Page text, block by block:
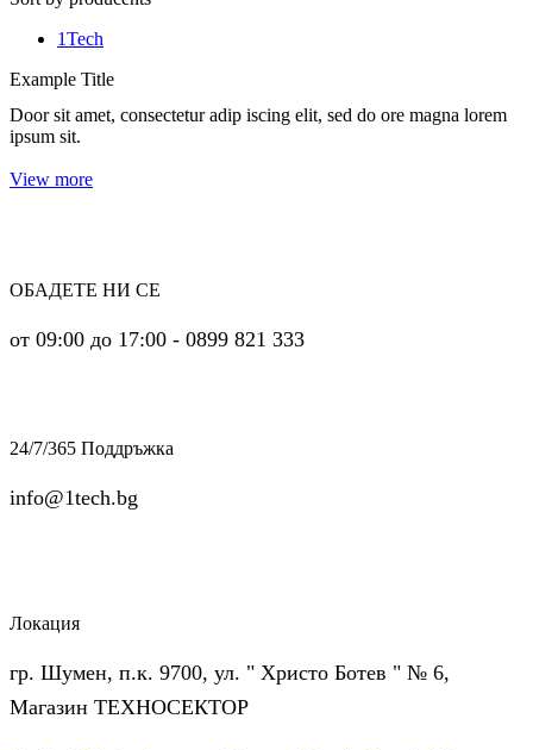
1Tech
Example Title
Door sit amet, consectetur adip iscing elit, sed do ore magna lorem
ipsum sit.
View more
ОБАДЕТЕ НИ СЕ
от 09:00 до 17:00 - 0899 821 333
24/7/365 Поддръжка
info@1tech.bg
Локация
гр. Шумен, п.к. 9700, ул. " Христо Ботев " № 6,
Магазин ТЕХНОСЕКТОР